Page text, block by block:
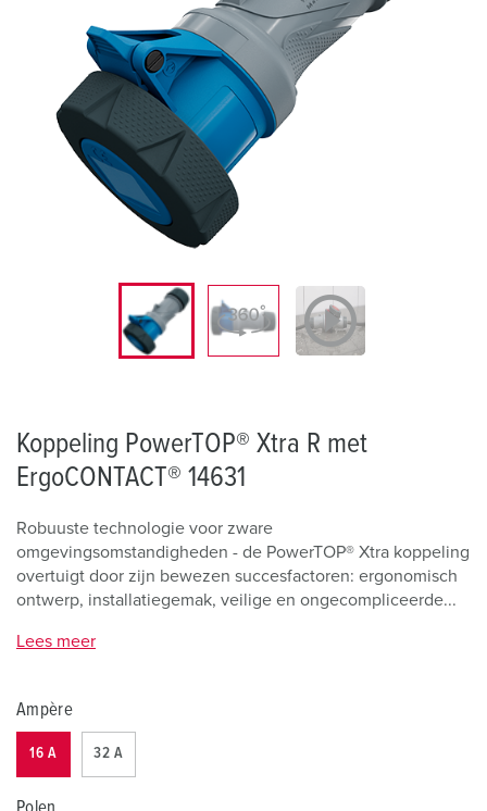
Koppeling PowerTOP® Xtra R met
ErgoCONTACT® 14631
Robuuste technologie voor zware
omgevingsomstandigheden - de PowerTOP® Xtra koppeling
overtuigt door zijn bewezen succesfactoren: ergonomisch
ontwerp, installatiegemak, veilige en ongecompliceerde...
Lees meer
Ampère
16 A 32 A